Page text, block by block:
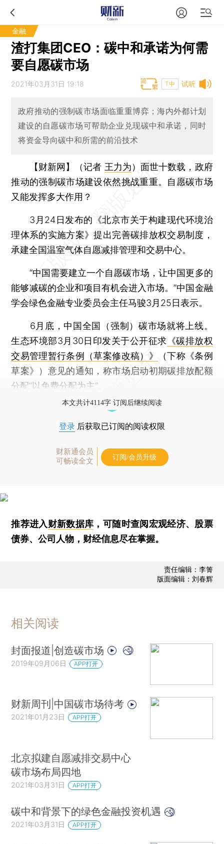
金融
渣打集团CEO：碳中和承诺为何需
要自愿碳市场
试听
2021年03月31日 19:18 T中
政府推动的强制碳市场面临重重博弈；海内外都计划
建设的自愿碳市场可帮助企业兑现碳中和承诺，同时
将资金导向碳中和所需的前沿技术
【财新网】（记者 王力为） 面世十数载，政府
推动的强制碳市场建设依然挑战重重。自愿碳市场
又能发挥多大作用？
3月24日发布的《北京市关于构建现代环境治
理体系的实施方案》提出完善碳排放权交易制度，
承建全国温室气体自愿减排管理和交易中心。
“中国需要建立一个自愿碳市场，让中国更多的
能够减碳的企业和项目有机会进入市场。”中国金融
学会绿色金融专业委员会主任马骏3月25日表示。
6月底，中国全国（强制）碳市场就将上线。
生态环境部3月30日印发关于公开征求 《碳排放权
交易管理暂行条例（草案修改稿）》
（下称《条例
草案》）意见的通知，称市场启动初期碳排放配额
分配“以免费分配为主”。
本文共计4114字 订阅后继续阅读
登录 后获取已订阅的阅读权限
财新通会员
可畅读全文
订阅/会员升级
推荐进入财新数据库 ，可随时查阅宏观经济、股票
债券、公司人物，财经信息尽在掌握。
责任编辑：李箐
版面编辑：刘春辉
相关阅读
封面报道|创造碳市场
2019年09月06日 APP打开
财新周刊|中国碳市场待考
2021年01月23日 APP打开
北京拟建自愿减排交易中心
碳市场布局四地
2021年03月31日 APP打开
碳中和背景下的绿色金融投资机遇
2021年03月31日 APP打开